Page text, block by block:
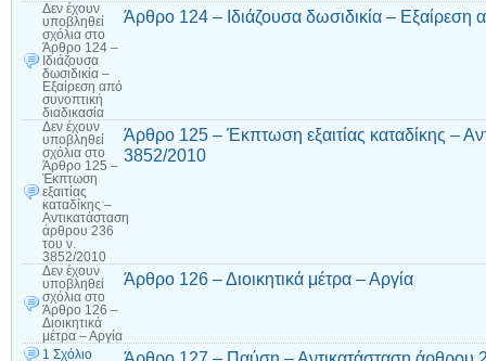
Δεν έχουν
υποβληθεί
σχόλια στο
Άρθρο 124 –
Ιδιάζουσα
δωσιδικία –
Εξαίρεση από
συνοπτική
διαδικασία
Άρθρο 124 – Ιδιάζουσα δωσιδικία – Εξαίρεση
Δεν έχουν
υποβληθεί
σχόλια στο
Άρθρο 125 –
Έκπτωση
εξαιτίας
καταδίκης –
Αντικατάσταση
άρθρου 236
του ν.
3852/2010
Άρθρο 125 – Έκπτωση εξαιτίας καταδίκης –
3852/2010
Δεν έχουν
υποβληθεί
σχόλια στο
Άρθρο 126 –
Διοικητικά
μέτρα – Αργία
Άρθρο 126 – Διοικητικά μέτρα – Αργία
1 Σχόλιο